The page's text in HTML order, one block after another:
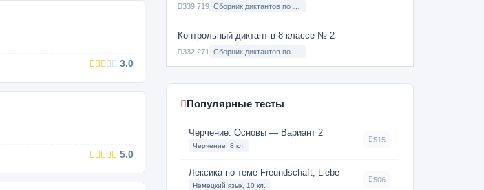
3.0
5.0
339 719
Контрольный диктант в 8 классе № 2
332 271
Популярные тесты
Черчение. Основы — Вариант 2
Черчение, 8 кл.
515
Лексика по теме Freundschaft, Liebe
Немецкий язык, 10 кл.
506